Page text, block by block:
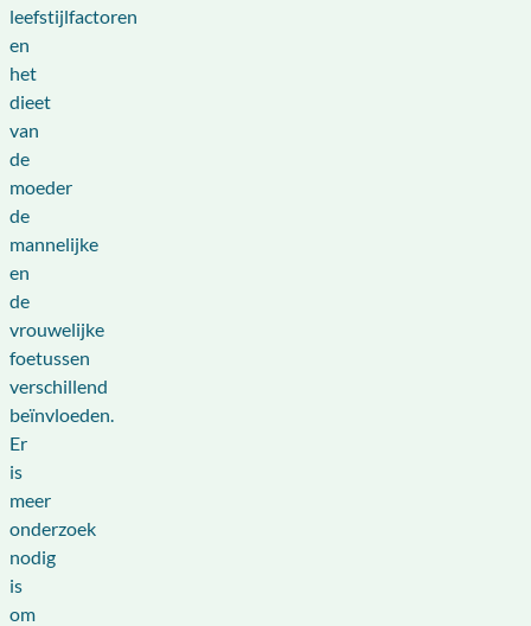
leefstijlfactoren
en
het
dieet
van
de
moeder
de
mannelijke
en
de
vrouwelijke
foetussen
verschillend
beïnvloeden.
Er
is
meer
onderzoek
nodig
is
om